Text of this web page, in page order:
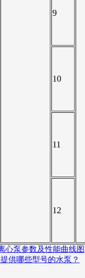
9
10
11
12
心泵参数及性能曲线图
供哪些型号的水泵？